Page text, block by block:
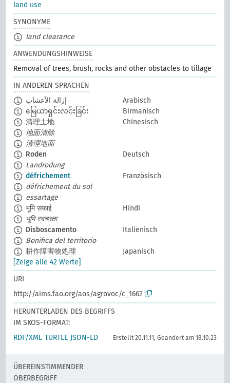
land use
SYNONYME
land clearance
ANWENDUNGSHINWEISE
Removal of trees, brush, rocks and other obstacles to tillage
IN ANDEREN SPRACHEN
إزالة الأعشاب
Arabisch
မြေယာရှင်းလင်းခြင်း
Birmanisch
清理土地
Chinesisch
地面清除
清理地面
Roden
Deutsch
Landrodung
défrichement
Französisch
défrichement du sol
essartage
भूमि सफाई
Hindi
भूमि स्वच्छता
Disboscamento
Italienisch
Bonifica del territorio
耕作障害物処理
Japanisch
[Zeige alle 42 Werte]
URI
http://aims.fao.org/aos/agrovoc/c_1662
HERUNTERLADEN DES BEGRIFFS
IM SKOS-FORMAT:
RDF/XML TURTLE JSON-LD Erstellt 20.11.11, Geändert am 18.10.23
ÜBEREINSTIMMENDER
OBERBEGRIFF